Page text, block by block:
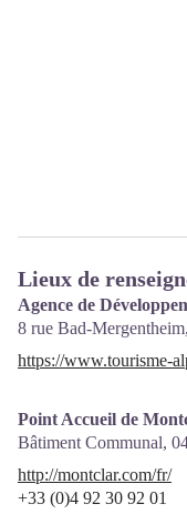
Lieux de
Agence de
8 rue Bad-Mergentheim,
https://www.tourisme-
Point Accueil de
Bâtiment Communal,
http://montclar.com/fr/
+33 (0)4 92 30 92 01